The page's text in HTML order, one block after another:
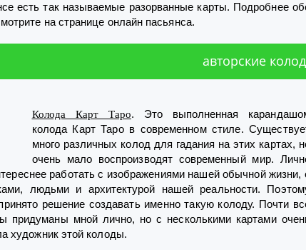
есть так называемые разорванные карты. Подробнее
на странице онлайн пасьянса.
авторские
Колода Карт Таро. Это выполненная
колода Карт Таро в современном стиле.
много различных колод для гадания на этих картах,
очень мало воспроизводят современный мир.
работать с изображениями нашей обычной жизни,
людьми и архитектурой нашей реальности.
решение создавать именно такую колоду. Почти
придуманы мной лично, но с несколькими картами
художник этой колоды.